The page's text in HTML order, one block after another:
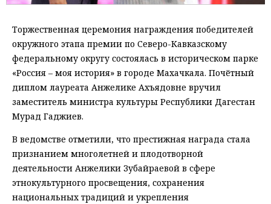
Торжественная церемония награждения победителей
окружного этапа премии по Северо-Кавказскому
федеральному округу состоялась в историческом парке
«Россия – моя история» в городе Махачкала. Почётный
диплом лауреата Анжелике Ахъядовне вручил
заместитель министра культуры Республики Дагестан
Мурад Гаджиев.
В ведомстве отметили, что престижная награда стала
признанием многолетней и плодотворной
деятельности Анжелики Зубайраевой в сфере
этнокультурного просвещения, сохранения
национальных традиций и укрепления